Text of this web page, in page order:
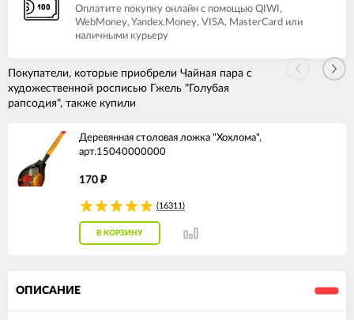
Оплатите покупку онлайн с помощью QIWI,
WebMoney, Yandex.Money, VISA, MasterCard или
наличными курьеру
Покупатели, которые приобрели Чайная пара с
художественной росписью Гжель "Голубая
рапсодия", также купили
Деревянная столовая ложка "Хохлома",
арт.15040000000
170 ₽
(16311)
В КОРЗИНУ
ОПИСАНИЕ